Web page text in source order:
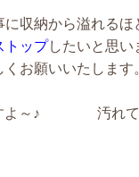
収納から溢れるほ
トップしたいと思い
お願いいたします
よ～♪ 汚れても